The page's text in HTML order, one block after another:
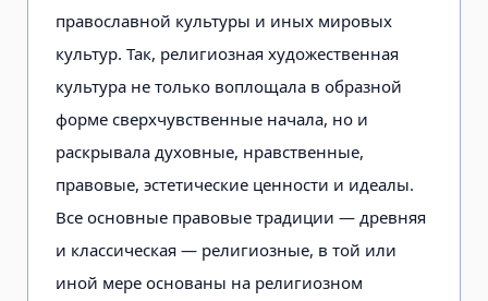
православной культуры и иных мировых
культур. Так, религиозная художественная
культура не только воплощала в образной
форме сверхчувственные начала, но и
раскрывала духовные, нравственные,
правовые, эстетические ценности и идеалы.
Все основные правовые традиции — древняя
и классическая — религиозные, в той или
иной мере основаны на религиозном